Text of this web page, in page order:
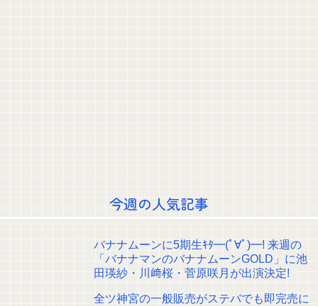
林「肺のレントゲン写真です！」8/9放送『らじらー！サンデー』林瑠奈の
ファッションチェック！【乃木坂46】
【画像】白石麻衣さん(34)、高校生の息子がいるオカンみたいになってしま
クレバテスⅡ-魔獣の王と偽りの勇者伝承- 第4話 感想：敵を探すよりトアの
書を餌に誘き出す作戦！
【元日向坂46】ジャンボさん、某OGと新番組始動へ！！
今週の人気記事
バナナムーンに5期生ｷﾀ━(ﾟ∀ﾟ)━! 来週の
「バナナマンのバナナムーンGOLD」に池
田瑛紗・川﨑桜・菅原咲月が出演決定!
全ツ神宮の一般販売がステバでも即完売に